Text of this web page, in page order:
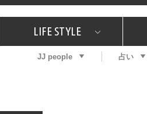
JJスタッフの"それどこの"？ プ
コスメ全部試してみた
LIFE STYLE
JJグルメガイド エンタメ
JJ people 占い